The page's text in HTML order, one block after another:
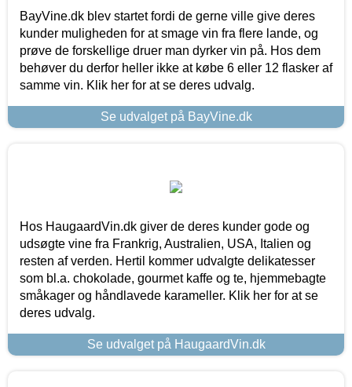
BayVine.dk blev startet fordi de gerne ville give deres
kunder muligheden for at smage vin fra flere lande, og
prøve de forskellige druer man dyrker vin på. Hos dem
behøver du derfor heller ikke at købe 6 eller 12 flasker af
samme vin. Klik her for at se deres udvalg.
Se udvalget på BayVine.dk
Hos HaugaardVin.dk giver de deres kunder gode og
udsøgte vine fra Frankrig, Australien, USA, Italien og
resten af verden. Hertil kommer udvalgte delikatesser
som bl.a. chokolade, gourmet kaffe og te, hjemmebagte
småkager og håndlavede karameller. Klik her for at se
deres udvalg.
Se udvalget på HaugaardVin.dk